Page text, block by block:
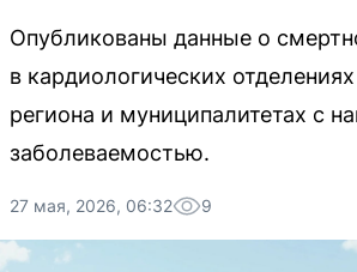
Опубликованы данные о
в кардиологических
региона и муниципалитетах с
заболеваемостью.
27 мая, 2026, 06:32 9